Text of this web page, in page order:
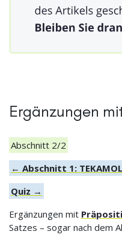
Ergänzungen
Abschnitt 2/2
← Abschnitt 1:
Quiz →
Ergänzungen mit
Satzes – sogar nach dem